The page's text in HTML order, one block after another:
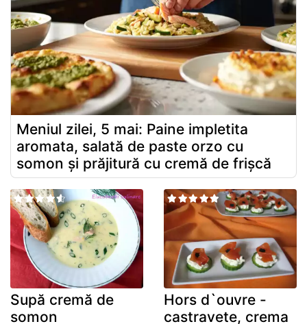
Meniul zilei, 5 mai: Paine impletita
aromata, salată de paste orzo cu
somon și prăjitură cu cremă de frișcă
Supă cremă de
somon
Hors d`ouvre -
castravete, crema